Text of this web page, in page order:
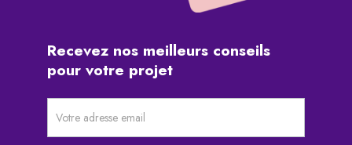
Recevez nos meilleurs conseils
pour votre projet
pré-